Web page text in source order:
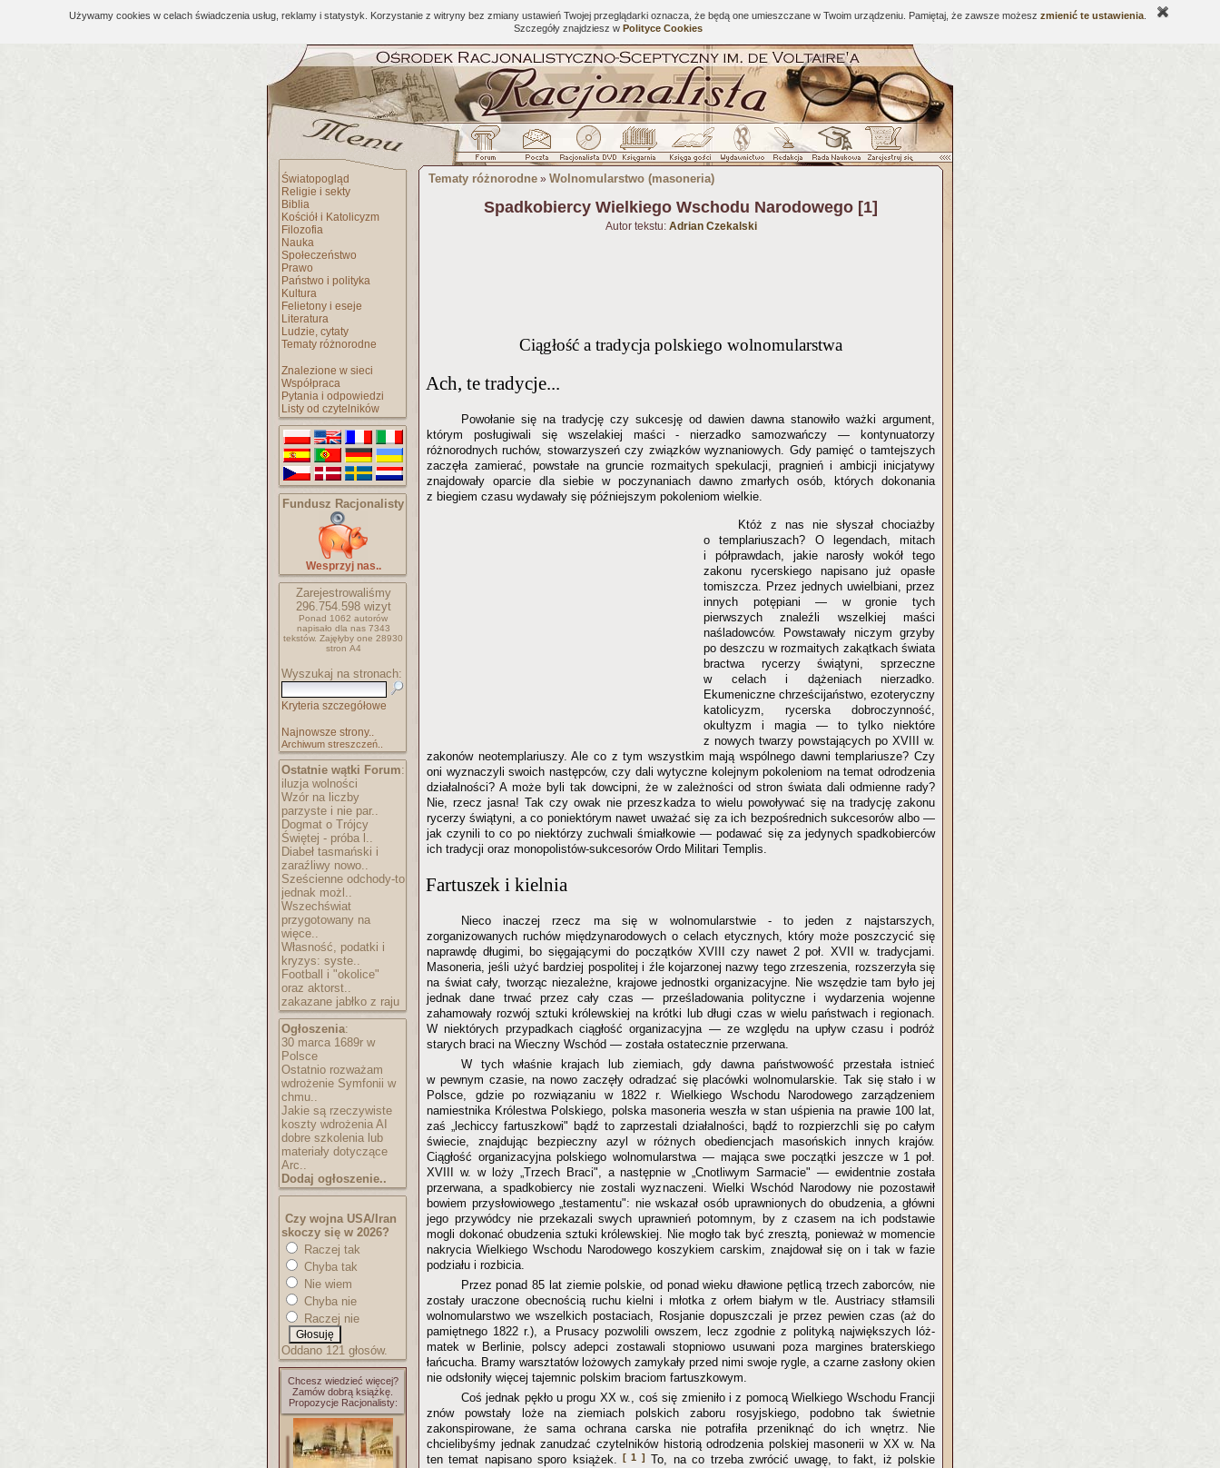
Używamy cookies w celach świadczenia usług, reklamy i statystyk. Korzystanie z witryny bez zmiany ustawień Twojej przeglądarki oznacza, że będą one umieszczane w Twoim urządzeniu. Pamiętaj, że zawsze możesz zmienić te ustawienia
Szczegóły znajdziesz w Polityce Cookies
Światopogląd
Religie i sekty
Biblia
Kościół i Katolicyzm
Filozofia
Nauka
Społeczeństwo
Prawo
Państwo i polityka
Kultura
Felietony i eseje
Literatura
Ludzie, cytaty
Tematy różnorodne
Znalezione w sieci
Współpraca
Pytania i odpowiedzi
Listy od czytelników
Fundusz Racjonalisty
Wesprzyj nas..
Zarejestrowaliśmy
296.754.598wizyt
Ponad 1062 autorów
napisało dla nas 7343
tekstów. Zajęłyby one 28930
stron A4
Wyszukaj na stronach:
Kryteria szczegółowe
Najnowsze strony..
Archiwum streszczeń..
Ostatnie wątki Forum:
iluzja wolności
Wzór na liczby
parzyste i nie par..
Dogmat o Trójcy
Świętej - próba l..
Diabeł tasmański i
zaraźliwy nowo..
Sześcienne odchody-to
jednak możl..
Wszechświat
przygotowany na
więce..
Własność, podatki i
kryzys: syste..
Football i "okolice"
oraz aktorst..
zakazane jabłko z raju
Ogłoszenia:
30 marca 1689r w
Polsce
Ostatnio rozważam
wdrożenie Symfonii w
chmu..
Jakie są rzeczywiste
koszty wdrożenia AI
dobre szkolenia lub
materiały dotyczące
Arc..
Dodaj ogłoszenie..
Czy wojna USA/Iran
skoczy się w 2026?
Raczej tak
Chyba tak
Nie wiem
Chyba nie
Raczej nie
Oddano 121 głosów.
Chcesz wiedzieć więcej?
Zamów dobrą książkę.
Propozycje Racjonalisty:
Tematy różnorodne » Wolnomularstwo (masoneria)
Spadkobiercy Wielkiego Wschodu Narodowego [1]
Autor tekstu: Adrian Czekalski
Ciągłość a tradycja polskiego wolnomularstwa
Ach, te tradycje...
Powołanie się na tradycję czy sukcesję od dawien dawna stanowiło ważki argument,
którym posługiwali się wszelakiej maści - nierzadko samozwańczy — kontynuatorzy
różnorodnych ruchów, stowarzyszeń czy związków wyznaniowych. Gdy pamięć o tamtejszych
zaczęła zamierać, powstałe na gruncie rozmaitych spekulacji, pragnień i ambicji inicjatywy
znajdowały oparcie dla siebie w poczynaniach dawno zmarłych osób, których dokonania
z biegiem czasu wydawały się późniejszym pokoleniom wielkie.
Któż z nas nie słyszał chociażby
o templariuszach? O legendach, mitach
i półprawdach, jakie narosły wokół tego
zakonu rycerskiego napisano już opasłe
tomiszcza. Przez jednych uwielbiani, przez
innych potępiani — w gronie tych
pierwszych znaleźli wszelkiej maści
naśladowców. Powstawały niczym grzyby
po deszczu w rozmaitych zakątkach świata
bractwa rycerzy świątyni, sprzeczne
w celach i dążeniach nierzadko.
Ekumeniczne chrześcijaństwo, ezoteryczny
katolicyzm, rycerska dobroczynność,
okultyzm i magia — to tylko niektóre
z nowych twarzy powstających po XVIII w.
zakonów neotemplariuszy. Ale co z tym wszystkim mają wspólnego dawni templariusze? Czy
oni wyznaczyli swoich następców, czy dali wytyczne kolejnym pokoleniom na temat odrodzenia
działalności? A może byli tak dowcipni, że w zależności od stron świata dali odmienne rady?
Nie, rzecz jasna! Tak czy owak nie przeszkadza to wielu powoływać się na tradycję zakonu
rycerzy świątyni, a co poniektórym nawet uważać się za ich bezpośrednich sukcesorów albo —
jak czynili to co po niektórzy zuchwali śmiałkowie — podawać się za jedynych spadkobierców
ich tradycji oraz monopolistów-sukcesorów Ordo Militari Templis.
Fartuszek i kielnia
Nieco inaczej rzecz ma się w wolnomularstwie - to jeden z najstarszych,
zorganizowanych ruchów międzynarodowych o celach etycznych, który może poszczycić się
naprawdę długimi, bo sięgającymi do początków XVIII czy nawet 2 poł. XVII w. tradycjami.
Masoneria, jeśli użyć bardziej pospolitej i źle kojarzonej nazwy tego zrzeszenia, rozszerzyła się
na świat cały, tworząc niezależne, krajowe jednostki organizacyjne. Nie wszędzie tam było jej
jednak dane trwać przez cały czas — prześladowania polityczne i wydarzenia wojenne
zahamowały rozwój sztuki królewskiej na krótki lub długi czas w wielu państwach i regionach.
W niektórych przypadkach ciągłość organizacyjna — ze względu na upływ czasu i podróż
starych braci na Wieczny Wschód — została ostatecznie przerwana.
W tych właśnie krajach lub ziemiach, gdy dawna państwowość przestała istnieć
w pewnym czasie, na nowo zaczęły odradzać się placówki wolnomularskie. Tak się stało i w
Polsce, gdzie po rozwiązaniu w 1822 r. Wielkiego Wschodu Narodowego zarządzeniem
namiestnika Królestwa Polskiego, polska masoneria weszła w stan uśpienia na prawie 100 lat,
zaś „lechiccy fartuszkowi" bądź to zaprzestali działalności, bądź to rozpierzchli się po całym
świecie, znajdując bezpieczny azyl w różnych obediencjach masońskich innych krajów.
Ciągłość organizacyjna polskiego wolnomularstwa — mająca swe początki jeszcze w 1 poł.
XVIII w. w loży „Trzech Braci", a następnie w „Cnotliwym Sarmacie" — ewidentnie została
przerwana, a spadkobiercy nie zostali wyznaczeni. Wielki Wschód Narodowy nie pozostawił
bowiem przysłowiowego „testamentu": nie wskazał osób uprawnionych do obudzenia, a główni
jego przywódcy nie przekazali swych uprawnień potomnym, by z czasem na ich podstawie
mogli dokonać obudzenia sztuki królewskiej. Nie mogło tak być zresztą, ponieważ w momencie
nakrycia Wielkiego Wschodu Narodowego koszykiem carskim, znajdował się on i tak w fazie
podziału i rozbicia.
Przez ponad 85 lat ziemie polskie, od ponad wieku dławione pętlicą trzech zaborców, nie
zostały uraczone obecnością ruchu kielni i młotka z orłem białym w tle. Austriacy stłamsili
wolnomularstwo we wszelkich postaciach, Rosjanie dopuszczali je przez pewien czas (aż do
pamiętnego 1822 r.), a Prusacy pozwolili owszem, lecz zgodnie z polityką największych lóż-
matek w Berlinie, polscy adepci zostawali stopniowo usuwani poza margines braterskiego
łańcucha. Bramy warsztatów lożowych zamykały przed nimi swoje rygle, a czarne zasłony okien
nie odsłoniły więcej tajemnic polskim braciom fartuszkowym.
Coś jednak pękło u progu XX w., coś się zmieniło i z pomocą Wielkiego Wschodu Francji
znów powstały loże na ziemiach polskich zaboru rosyjskiego, podobno tak świetnie
zakonspirowane, że sama ochrana carska nie potrafiła przeniknąć do ich wnętrz. Nie
chcielibyśmy jednak zanudzać czytelników historią odrodzenia polskiej masonerii w XX w. Na
ten temat napisano sporo książek.[ 1 ] To, na co trzeba zwrócić uwagę, to fakt, iż polskie